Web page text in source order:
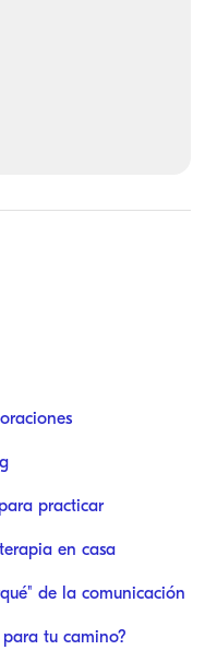
practicar
en casa
de la comunicación
tu camino?